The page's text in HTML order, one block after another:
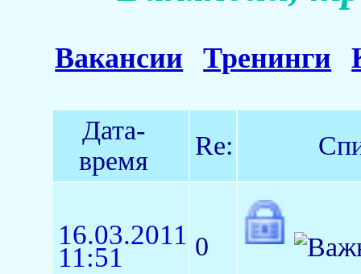
Вакансии Тренинги
Дата-
время
Re:
16.03.2011
11:51
0